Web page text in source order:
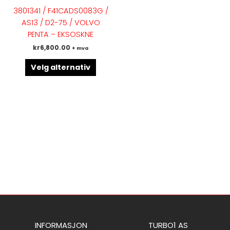
3801341 / F41CADS0083G /
AS13 / D2-75 / VOLVO
PENTA – EKSOSKNE
kr6,800.00 + mva
Velg alternativ
flere
varianter.
Alternativene
produktsiden
INFORMASJON TURBO1 AS